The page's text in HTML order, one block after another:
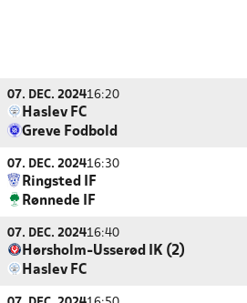
07. DEC. 202416:20
Haslev FC
Greve Fodbold
07. DEC. 202416:30
Ringsted IF
Rønnede IF
07. DEC. 202416:40
Hørsholm-Usserød IK (2)
Haslev FC